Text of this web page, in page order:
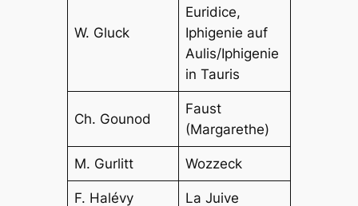
W. Gluck
Euridice,
Iphigenie auf
Aulis/Iphigenie
in Tauris
Ch. Gounod
Faust
(Margarethe)
M. Gurlitt Wozzeck
F. Halévy La Juive